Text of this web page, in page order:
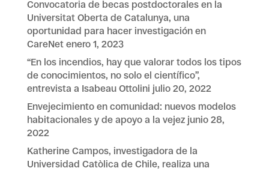
Convocatoria de becas postdoctorales en la
Universitat Oberta de Catalunya, una
oportunidad para hacer investigación en
CareNet enero 1, 2023
“En los incendios, hay que valorar todos los tipos
de conocimientos, no solo el científico”,
entrevista a Isabeau Ottolini julio 20, 2022
Envejecimiento en comunidad: nuevos modelos
habitacionales y de apoyo a la vejez junio 28,
2022
Katherine Campos, investigadora de la
Universidad Catòlica de Chile, realiza una